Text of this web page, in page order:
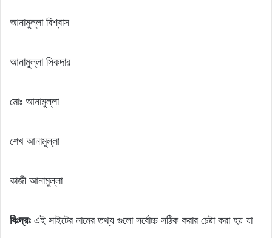
আনামুল্লা বিশ্বাস
আনামুল্লা সিকদার
মোঃ আনামুল্লা
শেখ আনামুল্লা
কাজী আনামুল্লা
বিঃদ্রঃ এই সাইটের নামের তথ্য গুলো সর্বোচ্চ সঠিক করার চেষ্টা করা হয় যা